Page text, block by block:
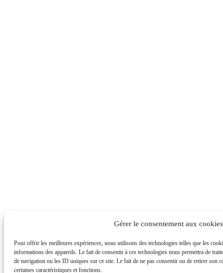
Gérer le consentement aux cookies
Pour offrir les meilleures expériences, nous utilisons des technologies telles que les
informations des appareils. Le fait de consentir à ces technologies nous permettra de
de navigation ou les ID uniques sur ce site. Le fait de ne pas consentir ou de retirer son
certaines caractéristiques et fonctions.